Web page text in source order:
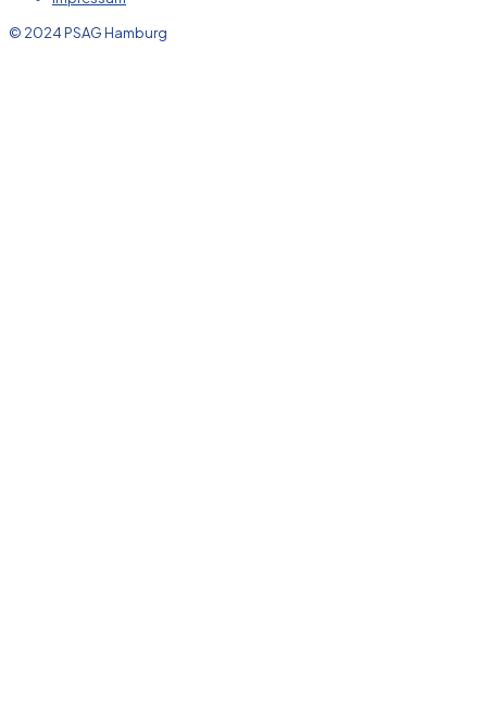
© 2024 PSAG Hamburg